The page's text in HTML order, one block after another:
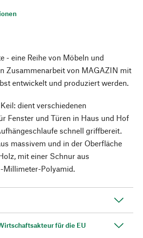
- eine Reihe von Möbeln und
Zusammenarbeit von MAGAZIN mit
entwickelt und produziert werden.
dient verschiedenen
Fenster und Türen in Haus und Hof
schnell griffbereit.
massivem und in der Oberfläche
mit einer Schnur aus
Millimeter-Polyamid.
für die EU